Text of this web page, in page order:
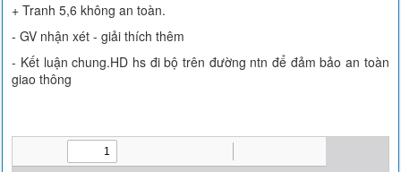
+ Tranh 5,6 không an toàn.
- GV nhận xét - giải thích thêm
- Kết luận chung.HD hs đi bộ trên đường ntn để đảm bảo an toàn
giao thông